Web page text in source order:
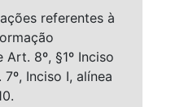
referentes à
8º, §1º Inciso
Inciso I, alínea